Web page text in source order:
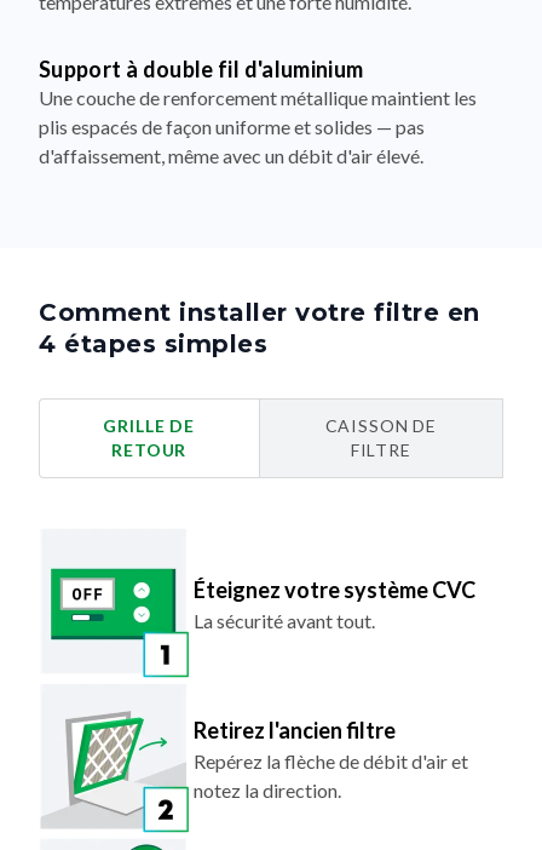
Support à double fil d'aluminium
Une couche de renforcement métallique maintient les
plis espacés de façon uniforme et solides — pas
d'affaissement, même avec un débit d'air élevé.
Comment installer votre filtre en
4 étapes simples
GRILLE DE
RETOUR
CAISSON DE
FILTRE
Éteignez votre système CVC
La sécurité avant tout.
Retirez l'ancien filtre
Repérez la flèche de débit d'air et
notez la direction.